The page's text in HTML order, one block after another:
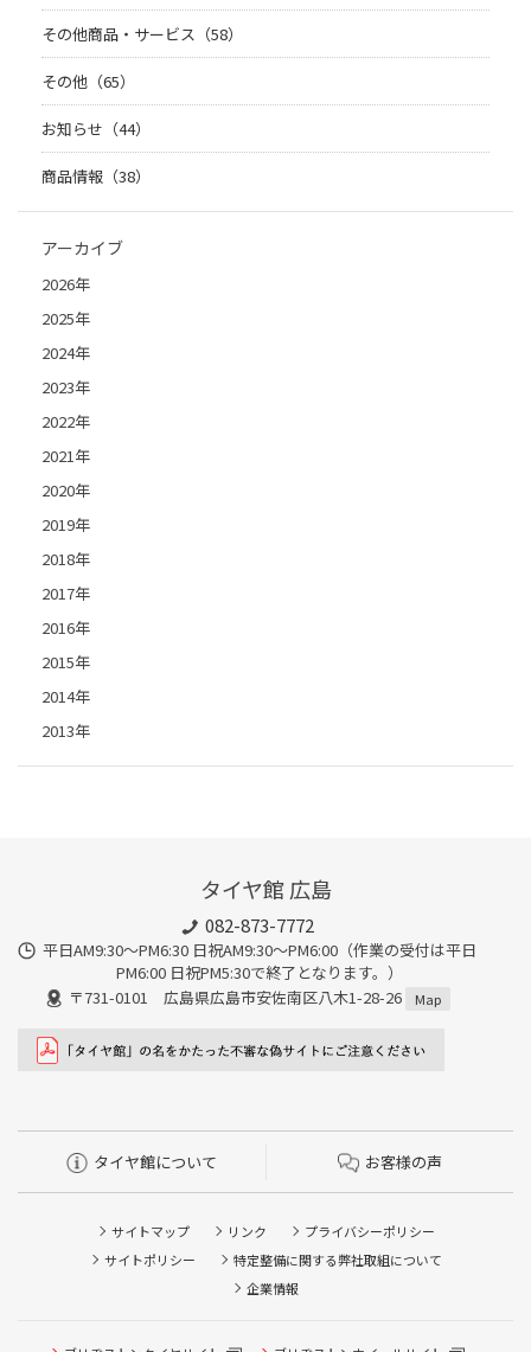
その他商品・サービス（58）
その他（65）
お知らせ（44）
商品情報（38）
アーカイブ
2026年
2025年
2024年
2023年
2022年
2021年
2020年
2019年
2018年
2017年
2016年
2015年
2014年
2013年
タイヤ館 広島
082-873-7772
平日AM9:30～PM6:30 日祝AM9:30〜PM6:00（作業の受付は平日
PM6:00 日祝PM5:30で終了となります。）
〒731-0101 広島県広島市安佐南区八木1-28-26
Map
タイヤ館について お客様の声
サイトマップ リンク
プライバシーポリシー
サイトポリシー
特定整備に関する弊社取組について
企業情報